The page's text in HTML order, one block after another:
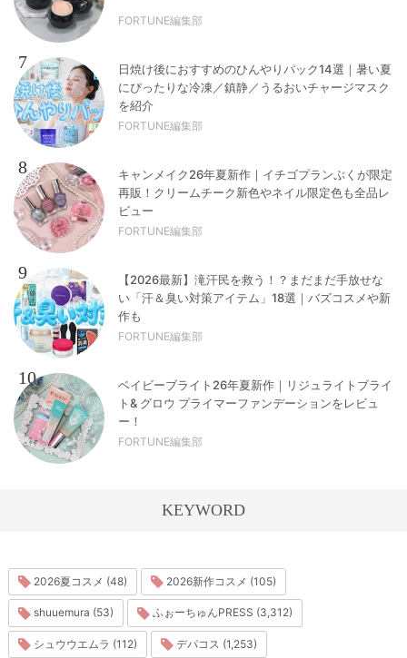
FORTUNE編集部
7
日焼け後におすすめのひんやりパック14選｜暑い夏
にぴったりな冷凍／鎮静／うるおいチャージマスク
を紹介
FORTUNE編集部
8
キャンメイク26年夏新作｜イチゴプランぷくが限定
再販！クリームチーク新色やネイル限定色も全品レ
ビュー
FORTUNE編集部
9
【2026最新】滝汗民を救う！？まだまだ手放せな
い「汗＆臭い対策アイテム」18選｜バズコスメや新
作も
FORTUNE編集部
10
ベイビーブライト26年夏新作｜リジュライトブライ
ト& グロウ プライマーファンデーションをレビュ
ー！
FORTUNE編集部
KEYWORD
2026夏コスメ (48) 2026新作コスメ (105)
shuuemura (53) ふぉーちゅんPRESS (3,312)
シュウウエムラ (112) デパコス (1,253)